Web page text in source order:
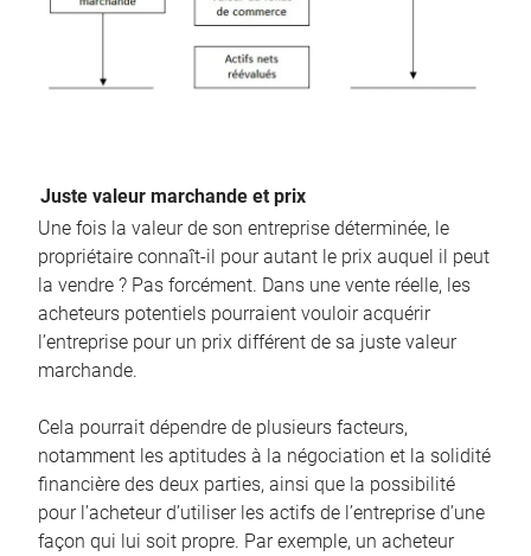
Juste valeur marchande et prix
Une fois la valeur de son entreprise déterminée, le
propriétaire connaît-il pour autant le prix auquel il peut
la vendre ? Pas forcément. Dans une vente réelle, les
acheteurs potentiels pourraient vouloir acquérir
l’entreprise pour un prix différent de sa juste valeur
marchande.
Cela pourrait dépendre de plusieurs facteurs,
notamment les aptitudes à la négociation et la solidité
financière des deux parties, ainsi que la possibilité
pour l’acheteur d’utiliser les actifs de l’entreprise d’une
façon qui lui soit propre. Par exemple, un acheteur